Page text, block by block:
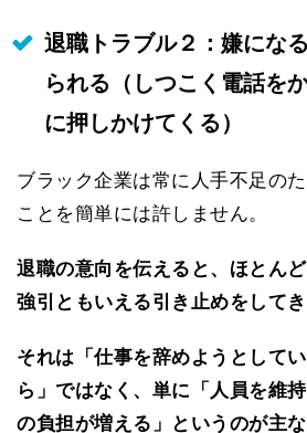
退職トラブル２：嫌にな
られる（しつこく電話を
に押しかけてくる）
ブラック企業は常に人手不足の
ことを簡単には許しません。
退職の意向を伝えると、ほとん
強引ともいえる引き止めをしてき
それは「仕事を辞めようとして
ら」ではなく、単に「人員を維
の負担が増える」というのが主な